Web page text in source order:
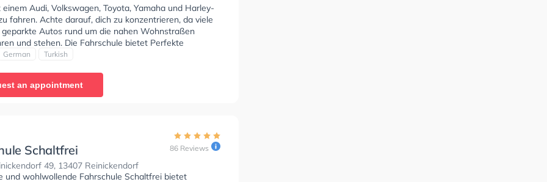
einem Audi, Volkswagen, Toyota, Yamaha und Harley-
fahren. Achte darauf, dich zu konzentrieren, da viele
Autos rund um die nahen Wohnstraßen
und stehen. Die Fahrschule bietet Perfekte
um deine Klasse B Automatik, Klasse BE, Klasse
A2, Auffrischung B Schaltung, Auffrischung B
Klasse ASF und Klasse FES zu erhalten. Der Unterricht
Deutsch und Türkisch stattfinden. Die Erste-
Bewertung: "Die Fahrlehrer sind unfassbar lieb
Es macht viel Spaß hier Autofahren zu lernen!"
German Turkish
an appointment
Schaltfrei
49, 13407 Reinickendorf
86 Reviews
und wohlwollende Fahrschule Schaltfrei bietet